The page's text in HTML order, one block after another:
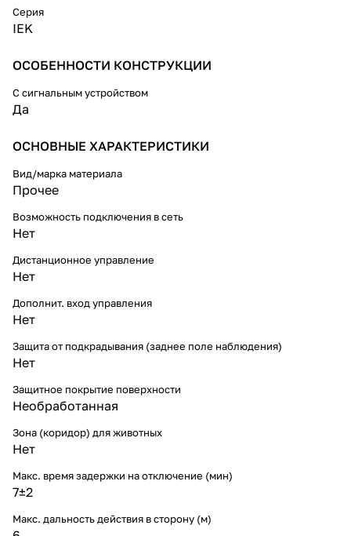
Серия
IEK
ОСОБЕННОСТИ КОНСТРУКЦИИ
С сигнальным устройством
Да
ОСНОВНЫЕ ХАРАКТЕРИСТИКИ
Вид/марка материала
Прочее
Возможность подключения в сеть
Нет
Дистанционное управление
Нет
Дополнит. вход управления
Нет
Защита от подкрадывания (заднее поле наблюдения)
Нет
Защитное покрытие поверхности
Необработанная
Зона (коридор) для животных
Нет
Макс. время задержки на отключение (мин)
7±2
Макс. дальность действия в сторону (м)